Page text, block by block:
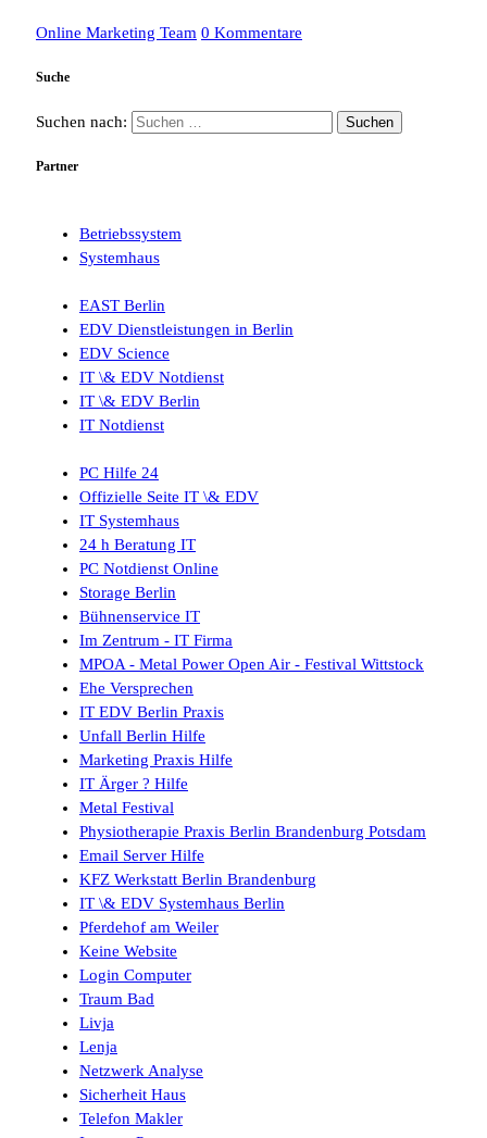
Online Marketing Team 0 Kommentare
Suche
Suchen nach:
Partner
Betriebssystem
Systemhaus
EAST Berlin
EDV Dienstleistungen in Berlin
EDV Science
IT \& EDV Notdienst
IT \& EDV Berlin
IT Notdienst
PC Hilfe 24
Offizielle Seite IT \& EDV
IT Systemhaus
24 h Beratung IT
PC Notdienst Online
Storage Berlin
Bühnenservice IT
Im Zentrum - IT Firma
MPOA - Metal Power Open Air - Festival Wittstock
Ehe Versprechen
IT EDV Berlin Praxis
Unfall Berlin Hilfe
Marketing Praxis Hilfe
IT Ärger ? Hilfe
Metal Festival
Physiotherapie Praxis Berlin Brandenburg Potsdam
Email Server Hilfe
KFZ Werkstatt Berlin Brandenburg
IT \& EDV Systemhaus Berlin
Pferdehof am Weiler
Keine Website
Login Computer
Traum Bad
Livja
Lenja
Netzwerk Analyse
Sicherheit Haus
Telefon Makler